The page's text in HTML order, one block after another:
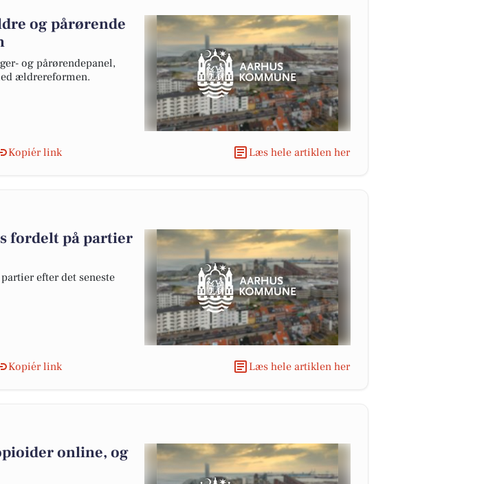
og pårørende
og pårørendepanel,
ældrereformen.
Kopiér link Læs hele artiklen her
fordelt på partier
efter det seneste
Kopiér link Læs hele artiklen her
online, og